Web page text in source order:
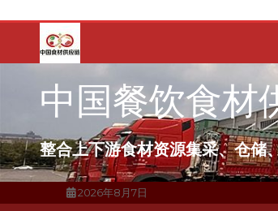
容
中国餐饮食材
整合上下游食材资源集采、仓储
2026年8月7日